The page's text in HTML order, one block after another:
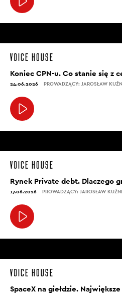
Koniec CPN-u. Co stanie się z
24.06.2026 PROWADZĄCY: JAROSŁAW
Rynek Private debt. Dlaczego
17.06.2026 PROWADZĄCY: JAROSŁAW
SpaceX na giełdzie.